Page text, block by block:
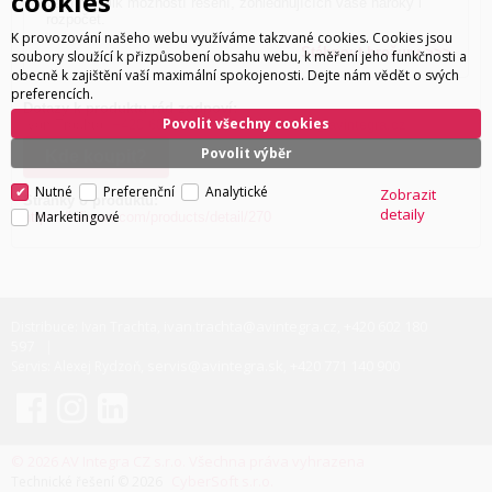
Stáhnout brožuru >>>
Dotazy k produktu rád zodpoví:
+420 602 180 597,ivan.trachta@avintegra.cz
Stránky o produktu:
https://hifiman.com/products/detail/270
K provozování našeho webu využíváme takzvané cookies. Cookies jsou
soubory sloužící k přizpůsobení obsahu webu, k měření jeho funkčnosti a
obecně k zajištění vaší maximální spokojenosti. Dejte nám vědět o svých
preferencích.
Povolit výběr
Povolit všechny cookies
Nutné Preferenční
Analytické
Marketingové
Zobrazit
detaily